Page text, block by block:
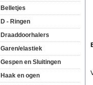
Belletjes
D - Ringen
Draaddoorhalers
Garen/elastiek
Gespen en Sluitingen
Haak en ogen